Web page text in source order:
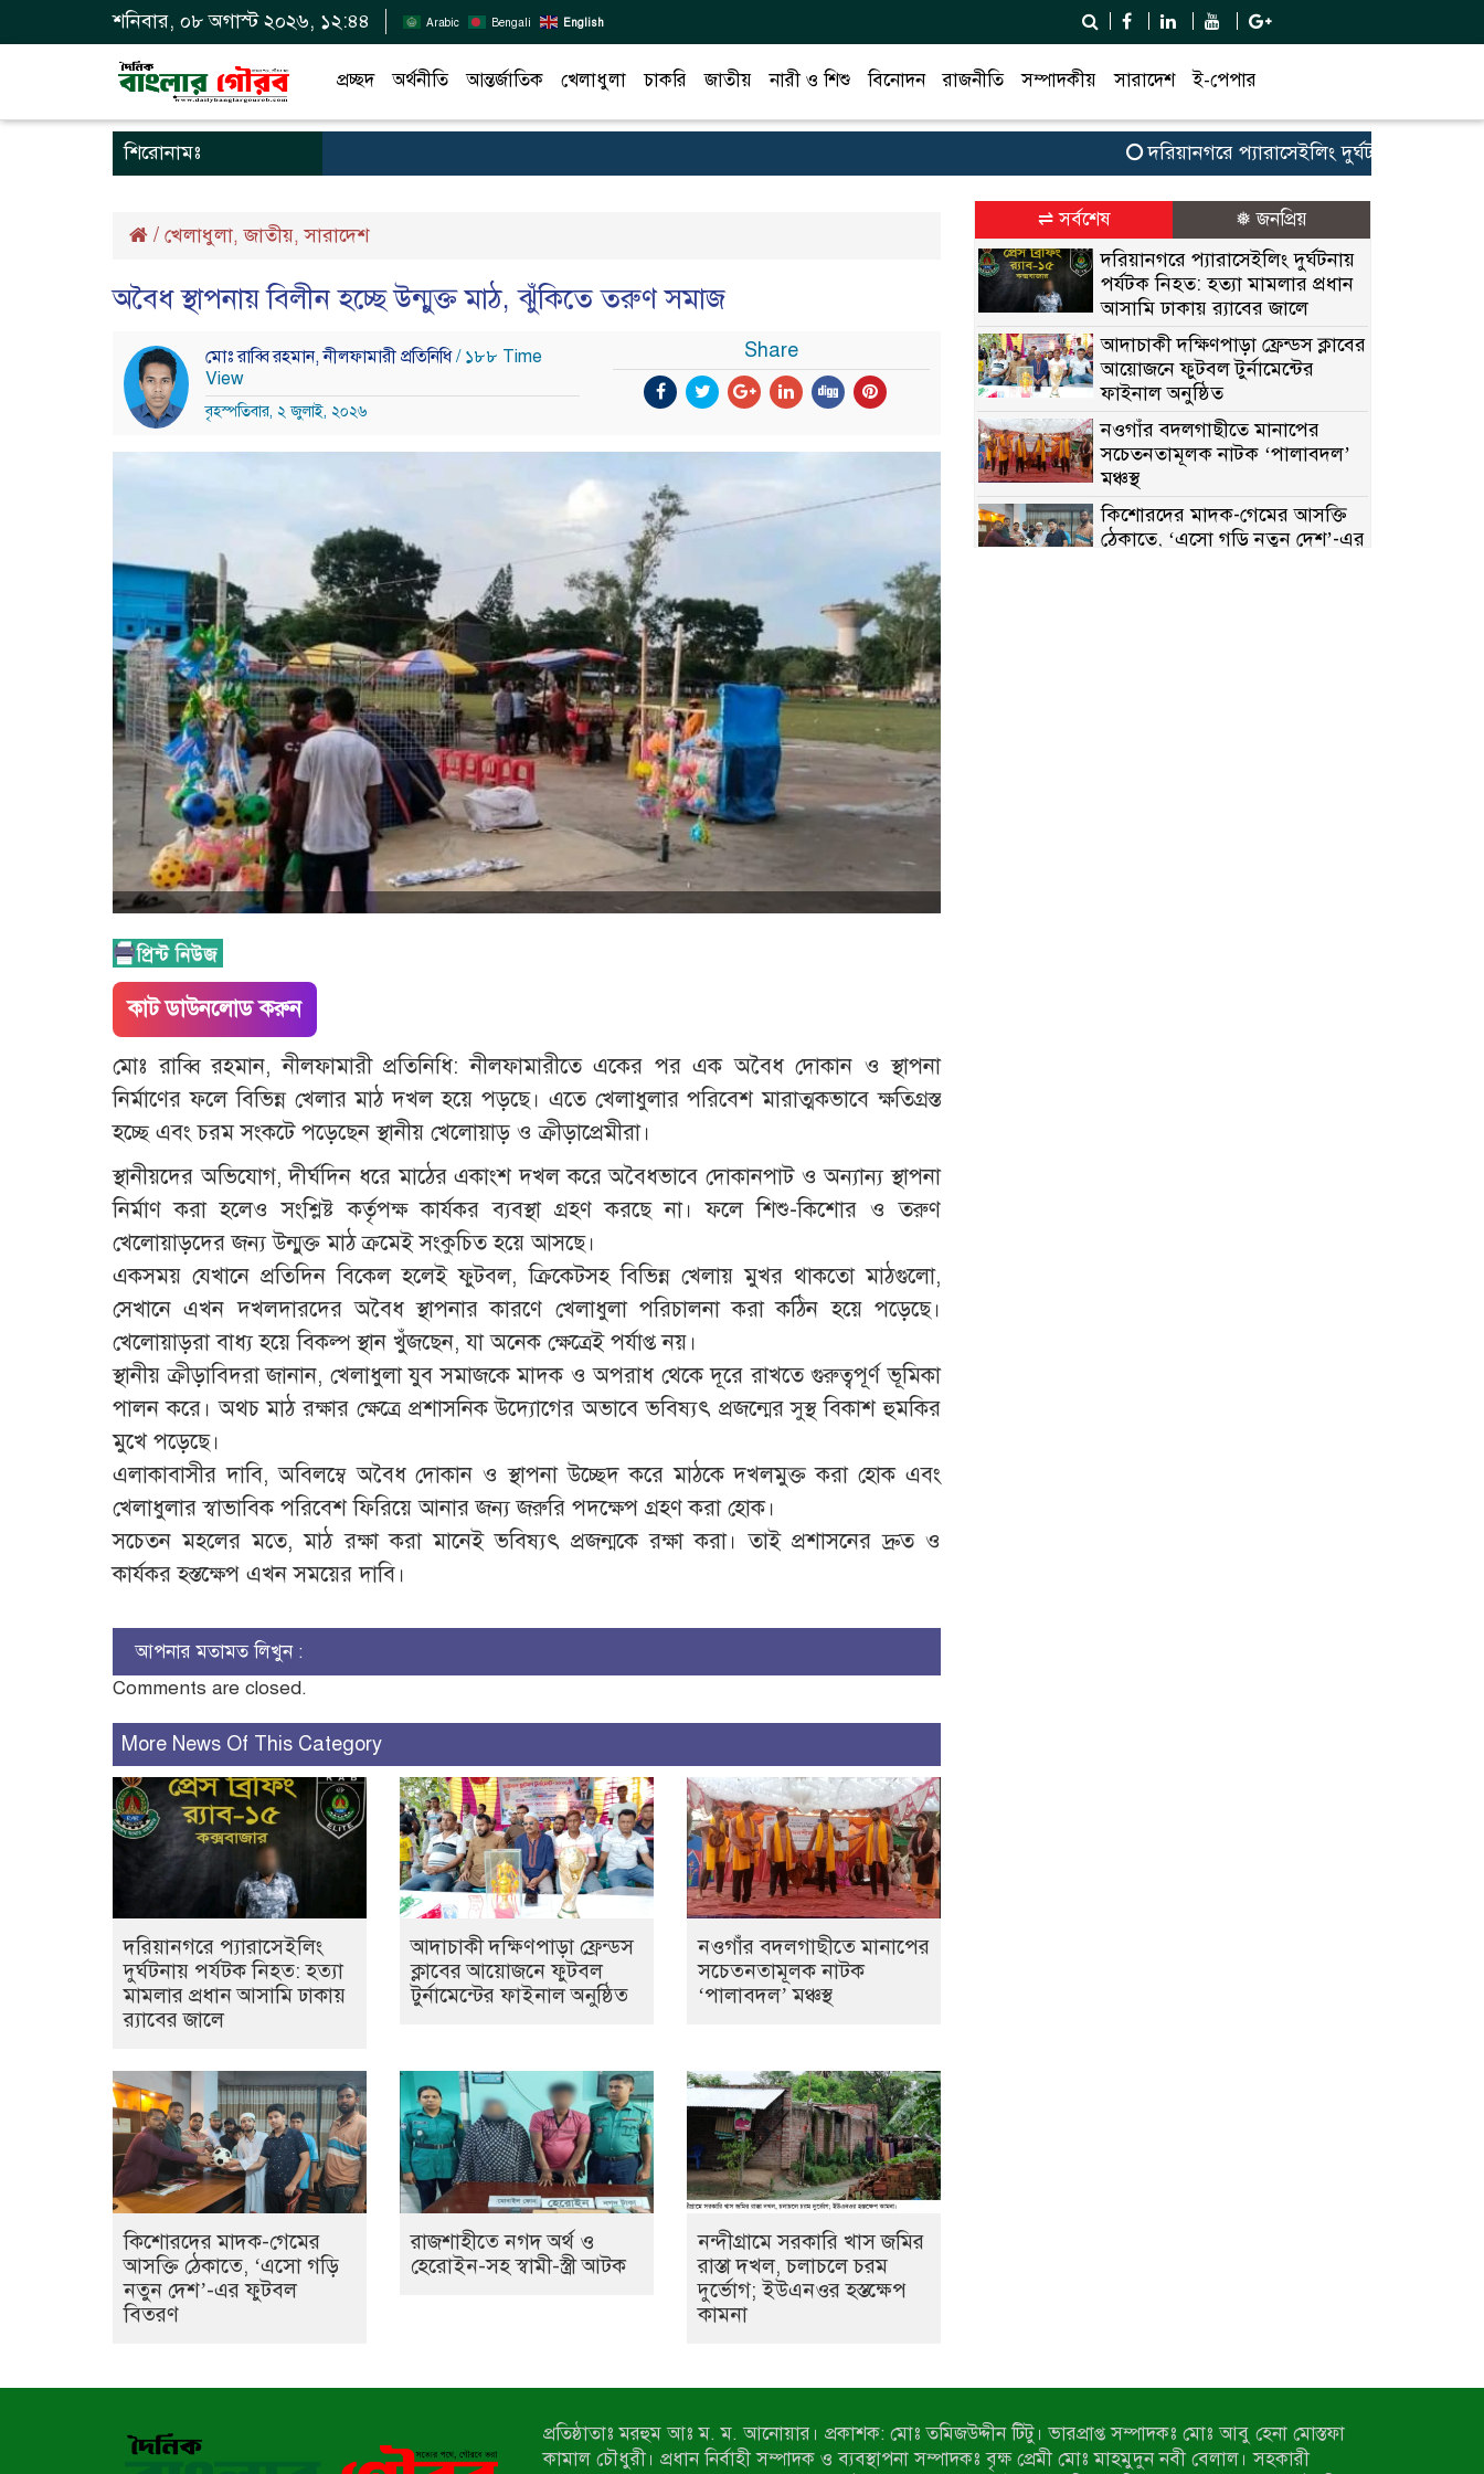
শনিবার, ০৮ অগাস্ট ২০২৬, ১২:৪৪ Arabic Bengali English
প্রচ্ছদ অর্থনীতি আন্তর্জাতিক খেলাধুলা চাকরি জাতীয় নারী ও শিশু বিনোদন রাজনীতি সম্পাদকীয় সারাদেশ ই-পেপার
শিরোনামঃ দরিয়ানগরে প্যারাসেইলিং দুর্ঘটনায় পর্যটক
/ খেলাধুলা,জাতীয়,সারাদেশ
অবৈধ স্থাপনায় বিলীন হচ্ছে উন্মুক্ত মাঠ, ঝুঁকিতে তরুণ সমাজ
মোঃ রাব্বি রহমান, নীলফামারী প্রতিনিধি/ ১৮৮ Time
View
বৃহস্পতিবার, ২ জুলাই, ২০২৬
Share
কাট ডাউনলোড করুন
মোঃ রাব্বি রহমান, নীলফামারী প্রতিনিধি: নীলফামারীতে একের পর এক অবৈধ দোকান ও স্থাপনা
নির্মাণের ফলে বিভিন্ন খেলার মাঠ দখল হয়ে পড়ছে। এতে খেলাধুলার পরিবেশ মারাত্মকভাবে ক্ষতিগ্রস্ত
হচ্ছে এবং চরম সংকটে পড়েছেন স্থানীয় খেলোয়াড় ও ক্রীড়াপ্রেমীরা।
স্থানীয়দের অভিযোগ, দীর্ঘদিন ধরে মাঠের একাংশ দখল করে অবৈধভাবে দোকানপাট ও অন্যান্য স্থাপনা
নির্মাণ করা হলেও সংশ্লিষ্ট কর্তৃপক্ষ কার্যকর ব্যবস্থা গ্রহণ করছে না। ফলে শিশু-কিশোর ও তরুণ
খেলোয়াড়দের জন্য উন্মুক্ত মাঠ ক্রমেই সংকুচিত হয়ে আসছে।
একসময় যেখানে প্রতিদিন বিকেল হলেই ফুটবল, ক্রিকেটসহ বিভিন্ন খেলায় মুখর থাকতো মাঠগুলো,
সেখানে এখন দখলদারদের অবৈধ স্থাপনার কারণে খেলাধুলা পরিচালনা করা কঠিন হয়ে পড়েছে।
খেলোয়াড়রা বাধ্য হয়ে বিকল্প স্থান খুঁজছেন, যা অনেক ক্ষেত্রেই পর্যাপ্ত নয়।
স্থানীয় ক্রীড়াবিদরা জানান, খেলাধুলা যুব সমাজকে মাদক ও অপরাধ থেকে দূরে রাখতে গুরুত্বপূর্ণ ভূমিকা
পালন করে। অথচ মাঠ রক্ষার ক্ষেত্রে প্রশাসনিক উদ্যোগের অভাবে ভবিষ্যৎ প্রজন্মের সুস্থ বিকাশ হুমকির
মুখে পড়েছে।
এলাকাবাসীর দাবি, অবিলম্বে অবৈধ দোকান ও স্থাপনা উচ্ছেদ করে মাঠকে দখলমুক্ত করা হোক এবং
খেলাধুলার স্বাভাবিক পরিবেশ ফিরিয়ে আনার জন্য জরুরি পদক্ষেপ গ্রহণ করা হোক।
সচেতন মহলের মতে, মাঠ রক্ষা করা মানেই ভবিষ্যৎ প্রজন্মকে রক্ষা করা। তাই প্রশাসনের দ্রুত ও
কার্যকর হস্তক্ষেপ এখন সময়ের দাবি।
আপনার মতামত লিখুন :
Comments are closed.
More News Of This Category
দরিয়ানগরে প্যারাসেইলিং
দুর্ঘটনায় পর্যটক নিহত: হত্যা
মামলার প্রধান আসামি ঢাকায়
র‌্যাবের জালে
আদাচাকী দক্ষিণপাড়া ফ্রেন্ডস
ক্লাবের আয়োজনে ফুটবল
টুর্নামেন্টের ফাইনাল অনুষ্ঠিত
নওগাঁর বদলগাছীতে মানাপের
সচেতনতামূলক নাটক
‘পালাবদল’ মঞ্চস্থ
কিশোরদের মাদক-গেমের
আসক্তি ঠেকাতে, ‘এসো গড়ি
নতুন দেশ’-এর ফুটবল
বিতরণ
রাজশাহীতে নগদ অর্থ ও
হেরোইন-সহ স্বামী-স্ত্রী আটক
নন্দীগ্রামে সরকারি খাস জমির
রাস্তা দখল, চলাচলে চরম
দুর্ভোগ; ইউএনওর হস্তক্ষেপ
কামনা
⇌ সর্বশেষ ❅ জনপ্রিয়
দরিয়ানগরে প্যারাসেইলিং দুর্ঘটনায়
পর্যটক নিহত: হত্যা মামলার প্রধান
আসামি ঢাকায় র‌্যাবের জালে
আদাচাকী দক্ষিণপাড়া ফ্রেন্ডস ক্লাবের
আয়োজনে ফুটবল টুর্নামেন্টের
ফাইনাল অনুষ্ঠিত
নওগাঁর বদলগাছীতে মানাপের
সচেতনতামূলক নাটক ‘পালাবদল’
মঞ্চস্থ
কিশোরদের মাদক-গেমের আসক্তি
ঠেকাতে, ‘এসো গড়ি নতুন দেশ’-এর
প্রতিষ্ঠাতাঃ মরহুম আঃ ম. ম. আনোয়ার। প্রকাশক: মোঃ তমিজউদ্দীন টিটু। ভারপ্রাপ্ত সম্পাদকঃ মোঃ আবু হেনা মোস্তফা
কামাল চৌধুরী। প্রধান নির্বাহী সম্পাদক ও ব্যবস্থাপনা সম্পাদকঃ বৃক্ষ প্রেমী মোঃ মাহমুদুন নবী বেলাল। সহকারী